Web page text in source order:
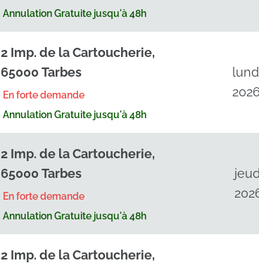
Annulation Gratuite jusqu'à 48h
2 Imp. de la Cartoucherie,
65000 Tarbes
En forte demande
Annulation Gratuite jusqu'à 48h
2026
2 Imp. de la Cartoucherie,
65000 Tarbes
En forte demande
Annulation Gratuite jusqu'à 48h
2 Imp. de la Cartoucherie,